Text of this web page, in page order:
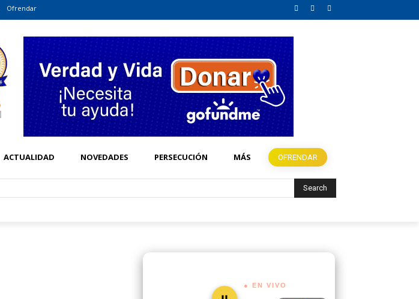
Ofrendar
ACTUALIDAD NOVEDADES PERSECUCIÓN MÁS OFRENDAR
Search
● EN VIVO